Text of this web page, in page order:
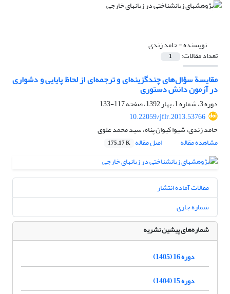
نویسنده =حامد زندی
تعداد مقالات: 1
مقایسة سؤال‌های چندگزینه‌ای و ترجمه‌ای از لحاظ پایایی و دشواری
در آزمون دانش دستوری
دوره 3، شماره 1، بهار 1392، صفحه
117-133
10.22059/jflr.2013.53766
حامد زندی، شیوا کیوان پناه، سید محمد علوی
مشاهده مقاله
اصل مقاله 175.17 K
مقالات آماده انتشار
شماره جاری
شماره‌های پیشین نشریه
دوره 16 (1405)
دوره 15 (1404)